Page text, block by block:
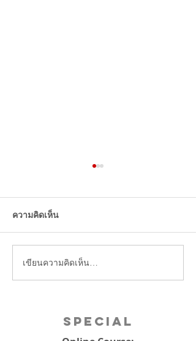
ไหนคนพูดถึงเยอะในโซเชีย
ลจีน
ความคิดเห็น
เขียนความคิดเห็น…
Special